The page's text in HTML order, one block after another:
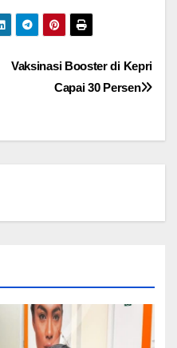
Vaksinasi Booster di Kepri
Capai 30 Persen